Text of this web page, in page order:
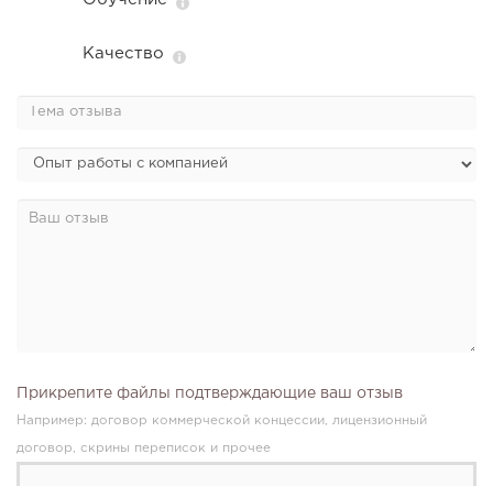
Качество
Прикрепите файлы подтверждающие ваш отзыв
Например: договор коммерческой концессии, лицензионный
договор, скрины переписок и прочее